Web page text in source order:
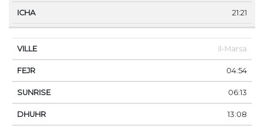
21:21
Il-Marsa
04:54
06:13
13:08